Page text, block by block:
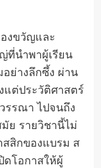
องขวัญและ
ที่นำพาผู้เรียน
ย่างลึกซึ้ง ผ่าน
ต่ประวัติศาสตร์
รรณา ไปจนถึง
ย รายวิชานี้ไม่
สสิกของแบรม ส
ดโอกาสให้ผู้